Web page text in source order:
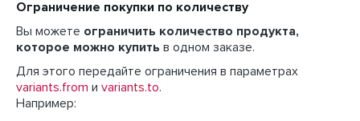
Ограничение покупки по количеству
Вы можете ограничить количество продукта,
которое можно купить в одном заказе.
Для этого передайте ограничения в параметрах
variants.from и variants.to.
Например: